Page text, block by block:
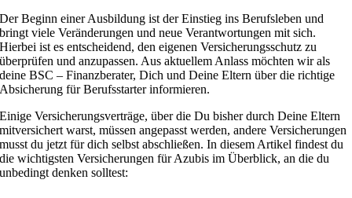
Der Beginn einer Ausbildung ist der Einstieg ins Berufsleben und
bringt viele Veränderungen und neue Verantwortungen mit sich.
Hierbei ist es entscheidend, den eigenen Versicherungsschutz zu
überprüfen und anzupassen. Aus aktuellem Anlass möchten wir als
deine BSC – Finanzberater, Dich und Deine Eltern über die richtige
Absicherung für Berufsstarter informieren.
Einige Versicherungsverträge, über die Du bisher durch Deine Eltern
mitversichert warst, müssen angepasst werden, andere Versicherungen
musst du jetzt für dich selbst abschließen. In diesem Artikel findest du
die wichtigsten Versicherungen für Azubis im Überblick, an die du
unbedingt denken solltest: